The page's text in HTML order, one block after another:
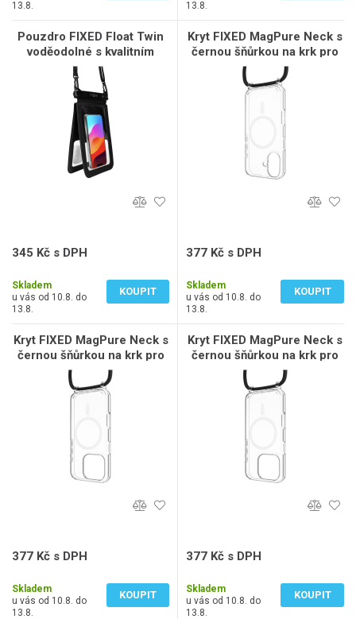
13.8.
13.8.
Pouzdro FIXED Float Twin
voděodolné s kvalitním
uzamykacím systémem a
certifikací IPX8, černá
345 Kč s DPH
Skladem
u vás od 10.8. do
13.8.
KOUPIT
Kryt FIXED MagPure Neck s
černou šňůrkou na krk pro
Apple iPhone 16 Plus
377 Kč s DPH
Skladem
u vás od 10.8. do
13.8.
KOUPIT
Kryt FIXED MagPure Neck s
černou šňůrkou na krk pro
Apple iPhone 16 Pro
377 Kč s DPH
Skladem
u vás od 10.8. do
13.8.
KOUPIT
Kryt FIXED MagPure Neck s
černou šňůrkou na krk pro
Apple iPhone 16 Pro Max
377 Kč s DPH
Skladem
u vás od 10.8. do
13.8.
KOUPIT